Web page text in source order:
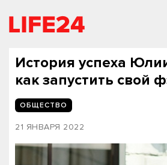
История успеха
как запустить свой
ОБЩЕСТВО
21 ЯНВАРЯ 2022